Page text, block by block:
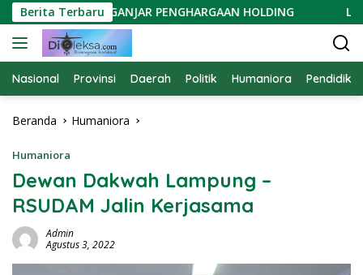
Langsung
ke
konten
Berita Terbaru
BERGEN DIGANJAR PENGHARGAAN HOLDING
Nasional Provinsi Daerah Politik Humaniora
Beranda Humaniora
Humaniora
Dewan Dakwah Lampung –
RSUDAM Jalin Kerjasama
Admin
Agustus 3, 2022